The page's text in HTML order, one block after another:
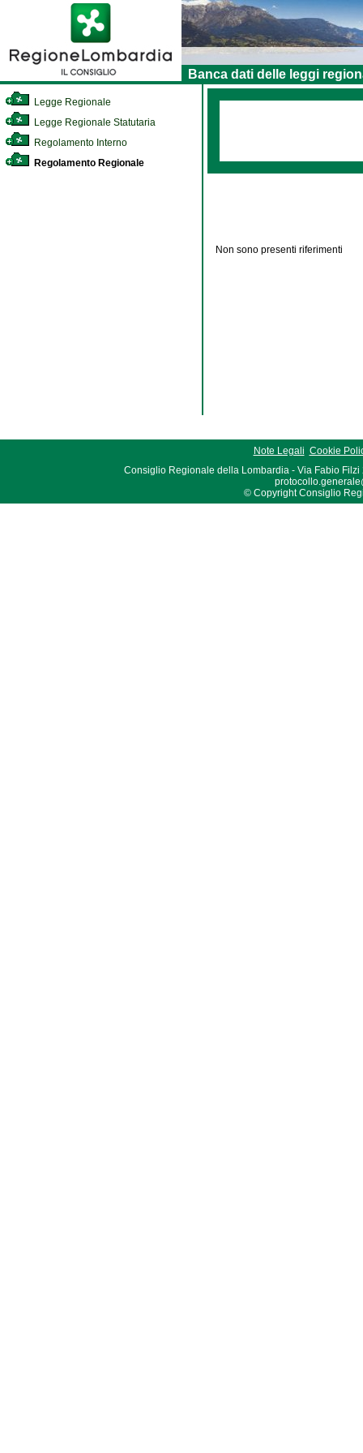
Banca dati delle leggi
Legge Regionale
Legge Regionale Statutaria
Regolamento Interno
Regolamento Regionale
Non sono presenti riferimenti
Note Legali Cookie
Consiglio Regionale della Lombardia - Via Fabio Filzi
© Copyright Consiglio